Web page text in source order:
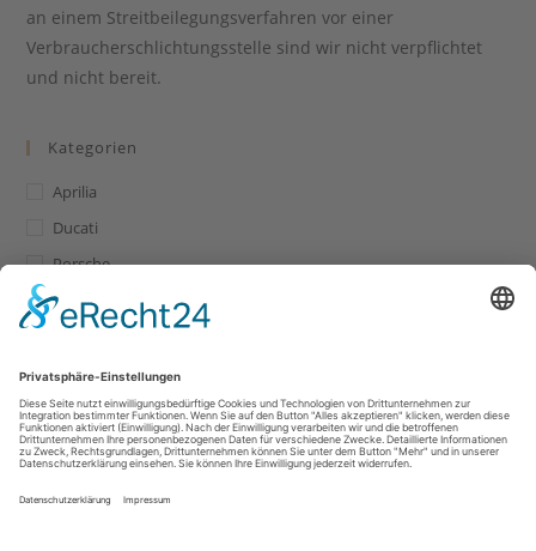
an einem Streitbeilegungsverfahren vor einer
Verbraucherschlichtungsstelle sind wir nicht verpflichtet
und nicht bereit.
Kategorien
Aprilia
Ducati
Porsche